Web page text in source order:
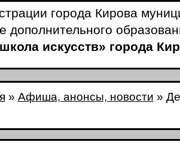
города Кирова
дополнительного
искусств» города
» Афиша, анонсы, новости »